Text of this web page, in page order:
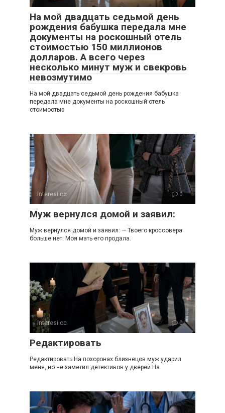
На мой двадцать седьмой день
рождения бабушка передала мне
документы на роскошный отель
стоимостью 150 миллионов
долларов. А всего через
несколько минут муж и свекровь
невозмутимо
На мой двадцать седьмой день рождения бабушка
передала мне документы на роскошный отель
стоимостью
Interesi.cc 0
Муж вернулся домой и заявил:
Муж вернулся домой и заявил: — Твоего кроссовера
больше нет. Моя мать его продала.
Interesi.cc 0
Редактировать
Редактировать На похоронах близнецов муж ударил
меня, но не заметил детективов у дверей На